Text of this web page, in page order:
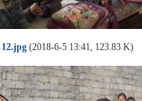
12.jpg (2018-6-5 13:41, 123.83 K)